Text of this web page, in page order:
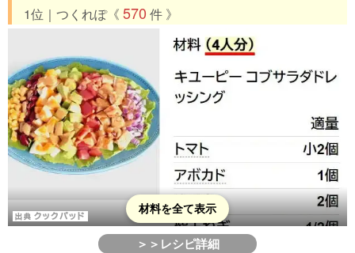
1位｜つくれぽ《 570 件 》
材料を全て表示
＞＞レシピ詳細